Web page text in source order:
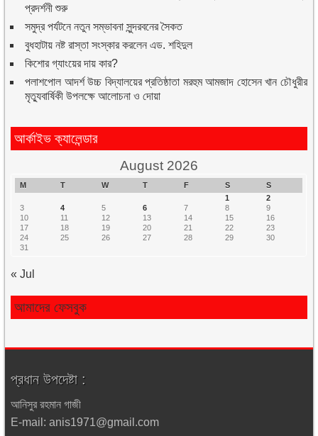
প্রদর্শনী শুরু
সমুদ্র পর্যটনে নতুন সম্ভাবনা সুন্দরবনের সৈকত
বুধহাটায় নষ্ট রাস্তা সংস্কার করলেন এড. শহিদুল
কিশোর গ্যাংয়ের দায় কার?
পলাশপোল আদর্শ উচ্চ বিদ্যালয়ের প্রতিষ্ঠাতা মরহুম আমজাদ হোসেন খান চৌধুরীর
মৃত্যুবার্ষিকী উপলক্ষে আলোচনা ও দোয়া
আর্কাইভ ক্যালেন্ডার
August 2026
M T W T F S
S
1
2
3
4 5 6 7 8
9
10
11 12 13 14 15
16
17
18 19 20 21 22
23
24
25 26 27 28 29
30
31
« Jul
আমাদের ফেসবুক
প্রধান উপদেষ্টা :
আনিসুর রহমান গাজী
E-mail: anis1971@gmail.com